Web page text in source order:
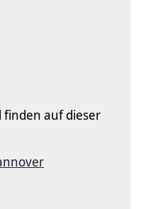
finden auf dieser